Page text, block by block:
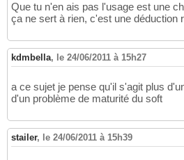
Que tu n'en ais pas l'usage est une
ça ne sert à rien, c'est une déduction
kdmbella, le 24/06/2011 à 15h27
a ce sujet je pense qu'il s'agit plus
d'un problème de maturité du soft
stailer, le 24/06/2011 à 15h39